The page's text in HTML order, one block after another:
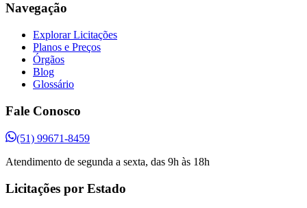
Navegação
Explorar Licitações
Planos e Preços
Órgãos
Blog
Glossário
Fale Conosco
(51) 99671-8459
Atendimento de segunda a sexta, das 9h às 18h
Licitações por Estado